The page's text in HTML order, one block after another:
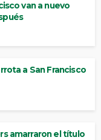
van a nuevo
a San Francisco
amarraron el título